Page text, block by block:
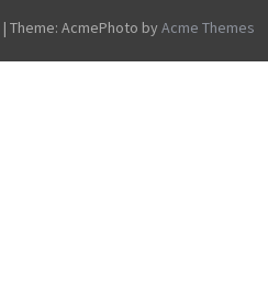
| Theme: AcmePhoto by Acme Themes